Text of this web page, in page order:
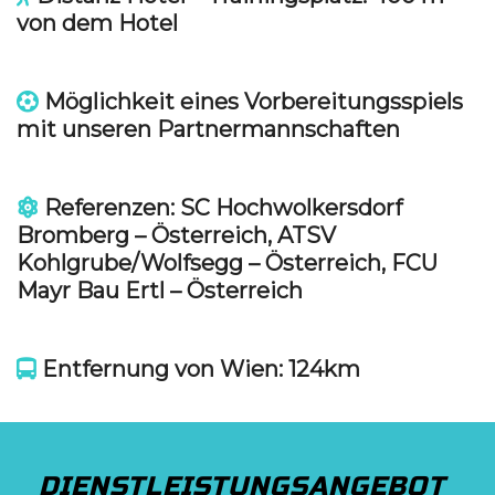
von dem Hotel
Möglichkeit eines Vorbereitungsspiels
mit unseren Partnermannschaften
Referenzen: SC Hochwolkersdorf
Bromberg – Österreich, ATSV
Kohlgrube/Wolfsegg – Österreich, FCU
Mayr Bau Ertl – Österreich
Entfernung von Wien: 124km
DIENSTLEISTUNGSANGEBOT